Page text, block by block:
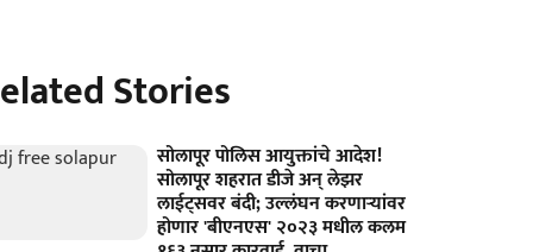
Stories
सोलापूर पोलिस आयुक्तांचे आदेश!
सोलापूर शहरात डीजे अन्‌ लेझर
लाईट्सवर बंदी; उल्लंघन करणाऱ्यांवर
होणार 'बीएनएस' २०२३ मधील कलम